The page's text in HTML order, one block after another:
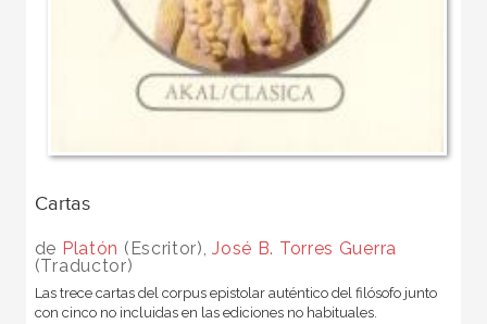
Cartas
de Platón (Escritor),José B. Torres Guerra
(Traductor)
Las trece cartas del corpus epistolar auténtico del filósofo junto
con cinco no incluidas en las ediciones no habituales.